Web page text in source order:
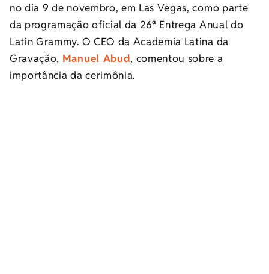
no dia 9 de novembro, em Las Vegas, como parte
da programação oficial da 26ª Entrega Anual do
Latin Grammy. O CEO da Academia Latina da
Gravação, Manuel Abud, comentou sobre a
importância da cerimônia.